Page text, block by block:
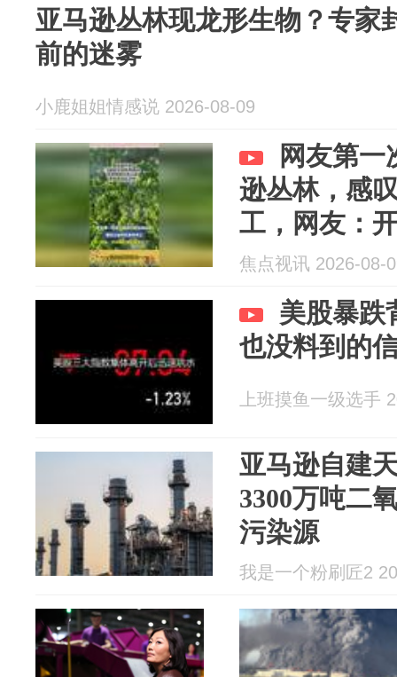
亚马逊丛林现龙形生物？专家
前的迷雾
小鹿姐姐情感说 2026-08-09
网友第一
逊丛林，感
工，网友：
了
焦点视讯 2026-08-
美股暴跌
也没料到的
上班摸鱼一级选手
亚马逊自建
3300万吨二
污染源
我是一个粉刷匠2